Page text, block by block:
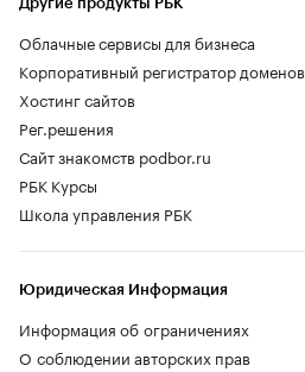
Облачные сервисы для бизнеса
Корпоративный регистратор доменов
Хостинг сайтов
Рег.решения
Сайт знакомств podbor.ru
РБК Курсы
Школа управления РБК
Юридическая Информация
Информация об ограничениях
О соблюдении авторских прав